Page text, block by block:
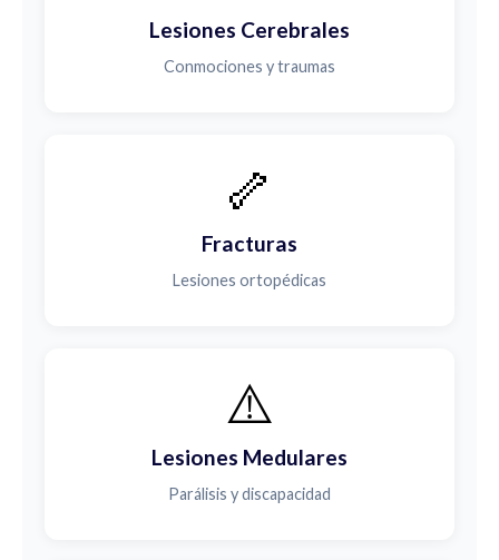
Lesiones Cerebrales
Conmociones y traumas
🦴
Fracturas
Lesiones ortopédicas
⚠️
Lesiones Medulares
Parálisis y discapacidad